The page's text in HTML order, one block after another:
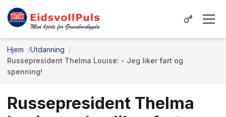
Hjem
Utdanning
Russepresident Thelma Louise: - Jeg liker fart og
spenning!
Russepresident Thelma